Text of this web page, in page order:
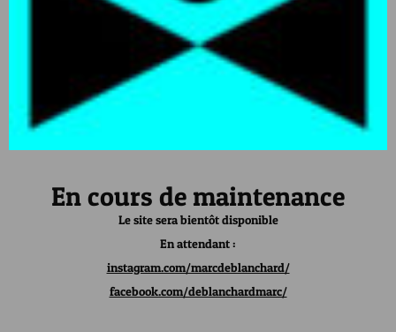
En cours de maintenance
Le site sera bientôt disponible
En attendant :
instagram.com/marcdeblanchard/
facebook.com/deblanchardmarc/